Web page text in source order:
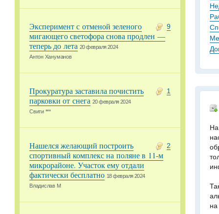
9
Эксперимент с отменой зеленого
мигающего светофора снова продлен —
теперь до лета 20 февраля 2024
Антон Хануманов
1
Прокуратура заставила почистить
парковки от снега 20 февраля 2024
Свити ***
2
Нашелся желающий построить
спортивный комплекс на поляне в 11-м
микрорайоне. Участок ему отдали
фактически бесплатно 18 февраля 2024
Владислав М